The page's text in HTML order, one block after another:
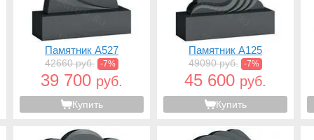
Памятник A527
42660 руб. -7%
39 700 руб.
Купить
Памятник A125
49090 руб. -7%
45 600 руб.
Купить